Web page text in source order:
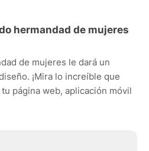
hermandad de mujeres
de mujeres le dará un
¡Mira lo increíble que
página web, aplicación móvil